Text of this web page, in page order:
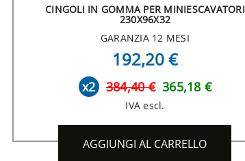
CINGOLI IN GOMMA PER MINIESCAVATORI
230X96X32
GARANZIA 12 MESI
192,20 €
x2 384,40 € 365,18 €
IVA escl.
AGGIUNGI AL CARRELLO